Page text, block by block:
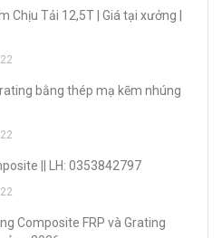
Chịu Tải 12,5T | Giá tại xưởng |
bằng thép mạ kẽm nhúng
|| LH: 0353842797
Composite FRP và Grating